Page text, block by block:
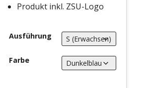
Produkt inkl. ZSU-Logo
Ausführung
Farbe